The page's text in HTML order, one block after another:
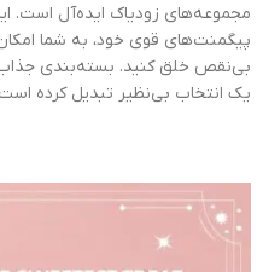
مجموعه‌های زودیاک ایده‌آل است.
پیگمنت‌های قوی خود، به شما
بی‌نقص خلق کنید. بسته‌بندی جذاب
یک انتخاب بی‌نظیر تبدیل کرده